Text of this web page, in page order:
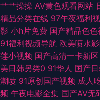
自在线播放 第一福利在线导航
院 日韩五月丁香影院 亚洲元码
湿 婷婷一期二期 午夜宅男影院
日韩一级免费观看 亚洲97色色
艹艹操操 AV黄色观看网站
精品分类在线 97午夜福利
影 小h片免费 国产精品色
91福利视频导航 欧美喷水
莲小视频 国产高清一卡新区
美日韩另类0 91华人 国产
潮喷 91原创国产视频 成人
频 午夜电影全集 国产AV无